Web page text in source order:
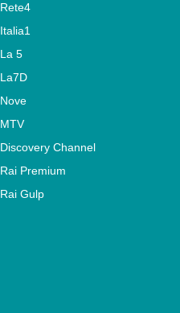
Rete4
Italia1
La 5
La7D
Nove
MTV
Discovery Channel
Rai Premium
Rai Gulp